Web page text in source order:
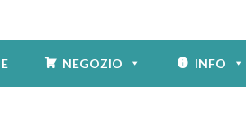
NEGOZIO INFO